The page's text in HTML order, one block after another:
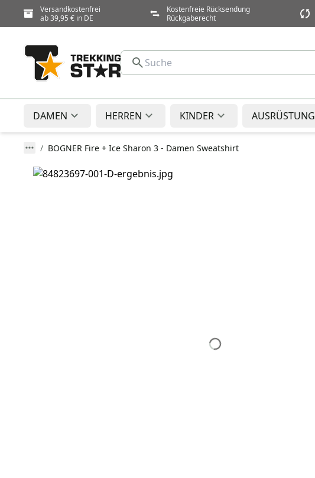
Versandkostenfrei
ab 39,95 € in DE
Kostenfreie Rücksendung
Rückgaberecht
DAMEN HERREN KINDER AUSRÜSTUNG
BOGNER Fire + Ice Sharon 3 - Damen Sweatshirt